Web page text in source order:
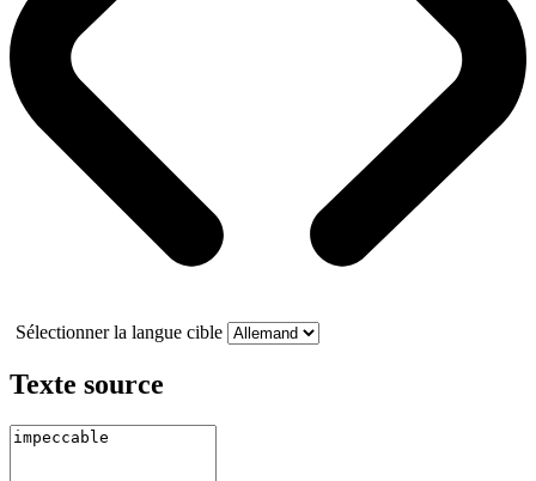
Sélectionner la langue cible
Texte source